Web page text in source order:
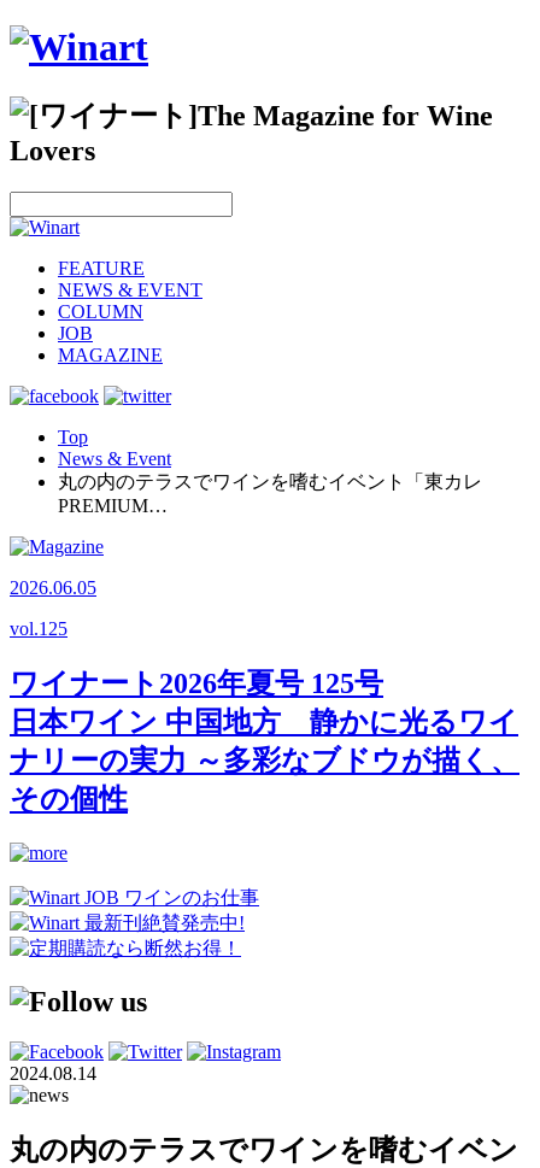
FEATURE
NEWS & EVENT
COLUMN
JOB
MAGAZINE
Top
News & Event
丸の内のテラスでワインを嗜むイベント「東カレ
PREMIUM…
2026.06.05
vol.125
ワイナート2026年夏号 125号
日本ワイン 中国地方 静かに光るワイ
ナリーの実力 ～多彩なブドウが描く、
その個性
2024.08.14
丸の内のテラスでワインを嗜むイベン